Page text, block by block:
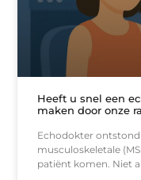
Heeft u snel een
maken door onze
Echodokter ontstond
musculoskeletale
patiënt komen. Niet